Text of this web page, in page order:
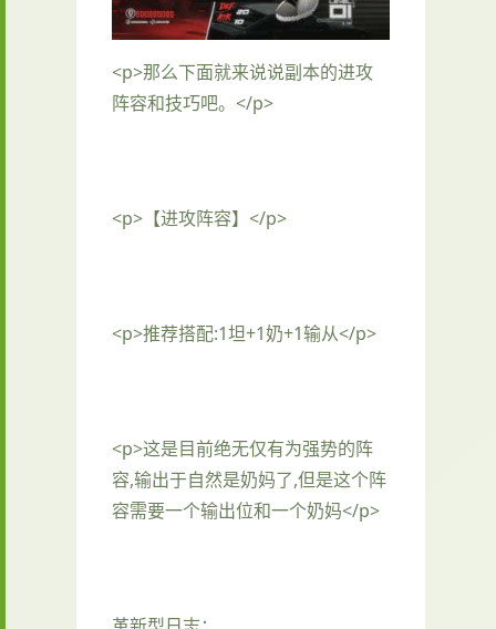
<p>那么下面就来说说副本的进攻
阵容和技巧吧。</p>
<p>【进攻阵容】</p>
<p>推荐搭配:1坦+1奶+1输从</p>
<p>这是目前绝无仅有为强势的阵
容,输出于自然是奶妈了,但是这个阵
容需要一个输出位和一个奶妈</p>